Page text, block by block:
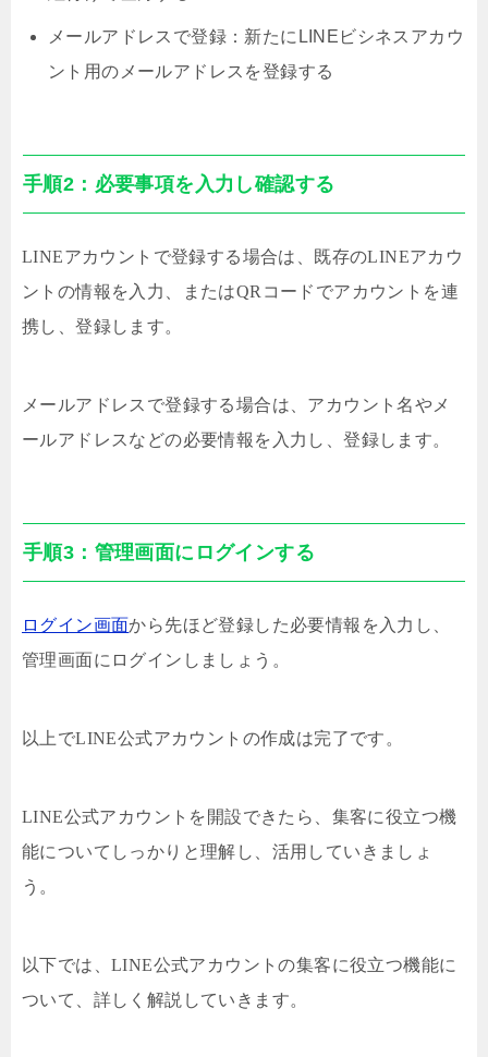
メールアドレスで登録：新たにLINEビシネスアカウ
ント用のメールアドレスを登録する
手順2：必要事項を入力し確認する
LINEアカウントで登録する場合は、既存のLINEアカウ
ントの情報を入力、またはQRコードでアカウントを連
携し、登録します。
メールアドレスで登録する場合は、アカウント名やメ
ールアドレスなどの必要情報を入力し、登録します。
手順3：管理画面にログインする
ログイン画面から先ほど登録した必要情報を入力し、
管理画面にログインしましょう。
以上でLINE公式アカウントの作成は完了です。
LINE公式アカウントを開設できたら、集客に役立つ機
能についてしっかりと理解し、活用していきましょ
う。
以下では、LINE公式アカウントの集客に役立つ機能に
ついて、詳しく解説していきます。